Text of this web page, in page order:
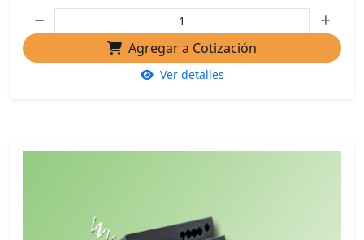
Agregar a Cotización
Ver detalles